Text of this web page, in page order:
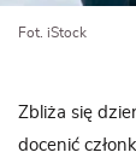
Fot. iStock
Zbliża się
docenić